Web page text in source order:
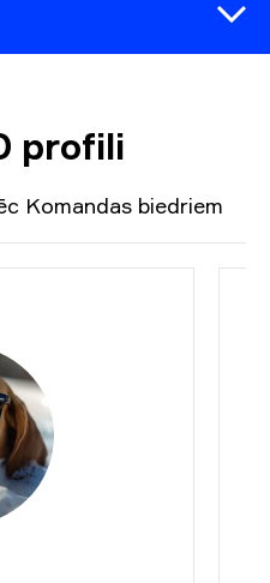
profili
Komandas biedriem